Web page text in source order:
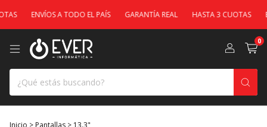
ENVÍOS A TODO EL PAÍS GARANTÍA REAL HASTA 3 CUOTAS
0
Inicio > Pantallas > 13.3"